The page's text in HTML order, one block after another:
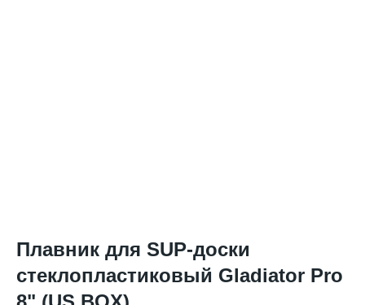
Плавник для SUP-доски
стеклопластиковый Gladiator Pro